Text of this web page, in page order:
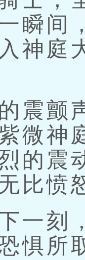
瞬间
神庭
颤声
微神
的震
比愤
刻，
惧所